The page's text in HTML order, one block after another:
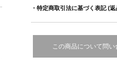
・特定商取引法に基づく表記 (
この商品について問